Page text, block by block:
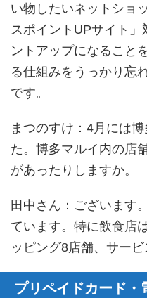
い物したいネットショ
スポイントUPサイト
ントアップになること
る仕組みをうっかり忘
です。
まつのすけ ：4月には
た。博多マルイ内の店
があったりしますか。
田中さん ：ございます
ています。特に飲食店
ッピング8店舗、サー
プリペイドカード・